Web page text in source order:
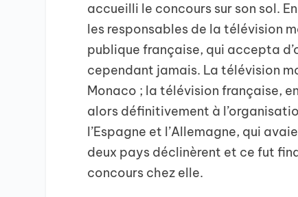
accueilli le concours sur son sol.
les responsables de la télévision
publique française, qui accepta
cependant jamais. La télévision
Monaco ; la télévision française,
alors définitivement à
l’Espagne et l’Allemagne, qui
deux pays déclinèrent et ce fut
concours chez elle.